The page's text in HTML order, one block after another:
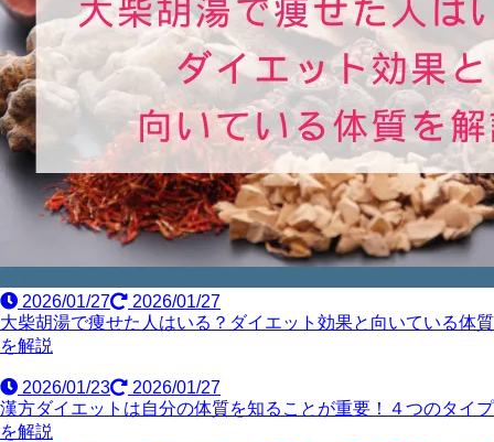
2026/01/27
2026/01/27
大柴胡湯で痩せた人はいる？ダイエット効果と向いている体質
を解説
2026/01/23
2026/01/27
漢方ダイエットは自分の体質を知ることが重要！４つのタイプ
を解説